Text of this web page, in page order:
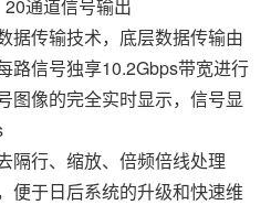
通道信号输出
据传输技术，底层数据传输由
路信号独享10.2Gbps带宽进行
图像的完全实时显示，信号显
隔行、缩放、倍频倍线处理
便于日后系统的升级和快速维